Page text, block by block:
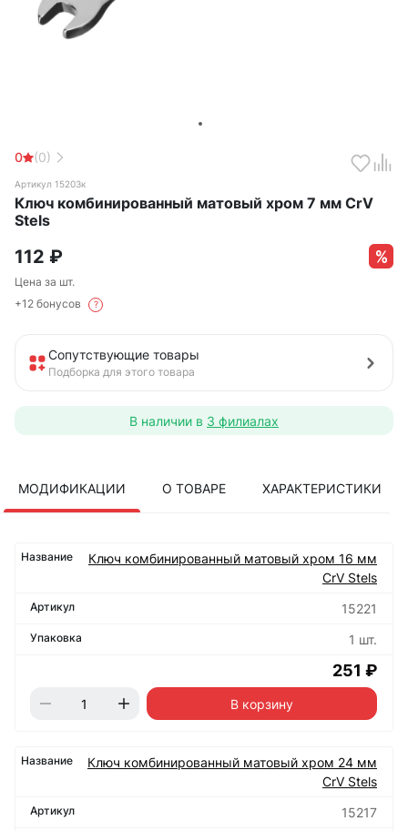
0 (0)
Артикул 15203к
Ключ комбинированный матовый хром 7 мм CrV
Stels
112 ₽
Цена за шт.
+12 бонусов
?
Сопутствующие товары
Подборка для этого товара
В наличии в 3 филиалах
МОДИФИКАЦИИ О ТОВАРЕ ХАРАКТЕРИСТИКИ
Ключ комбинированный матовый хром 16 мм
CrV Stels
15221
1 шт.
251 ₽
В корзину
Ключ комбинированный матовый хром 24 мм
CrV Stels
15217